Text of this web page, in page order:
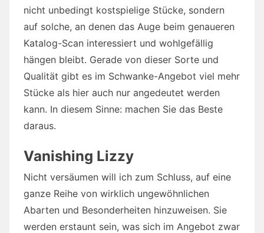
nicht unbedingt kostspielige Stücke, sondern
auf solche, an denen das Auge beim genaueren
Katalog-Scan interessiert und wohlgefällig
hängen bleibt. Gerade von dieser Sorte und
Qualität gibt es im Schwanke-Angebot viel mehr
Stücke als hier auch nur angedeutet werden
kann. In diesem Sinne: machen Sie das Beste
daraus.
Vanishing Lizzy
Nicht versäumen will ich zum Schluss, auf eine
ganze Reihe von wirklich ungewöhnlichen
Abarten und Besonderheiten hinzuweisen. Sie
werden erstaunt sein, was sich im Angebot zwar